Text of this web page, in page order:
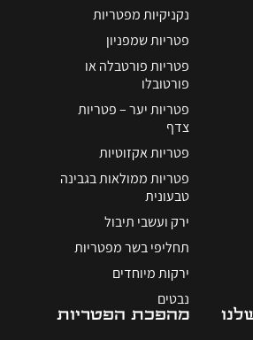
נקניקיות מפטריות
פטריות שמפניון
פטריות פורטבלה או
פורטובלו
פטריות יער – פטריות
צדף
פטריות אקזוטיות
פטריות ממולאות בגבינה
טבעונית
ירק ועשבי תיבול
תחליפי בשר מפטריות
ירקות מיוחדים
נבטים
מהפכת הפטריות